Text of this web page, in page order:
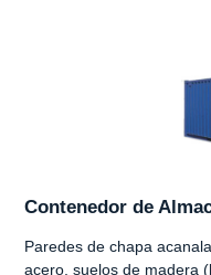
Contenedor de
Paredes de chapa
acero, suelos de madera